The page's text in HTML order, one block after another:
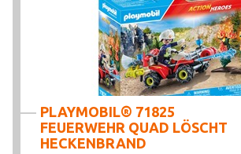
PLAYMOBIL® 71825
FEUERWEHR QUAD LÖSCHT
HECKENBRAND